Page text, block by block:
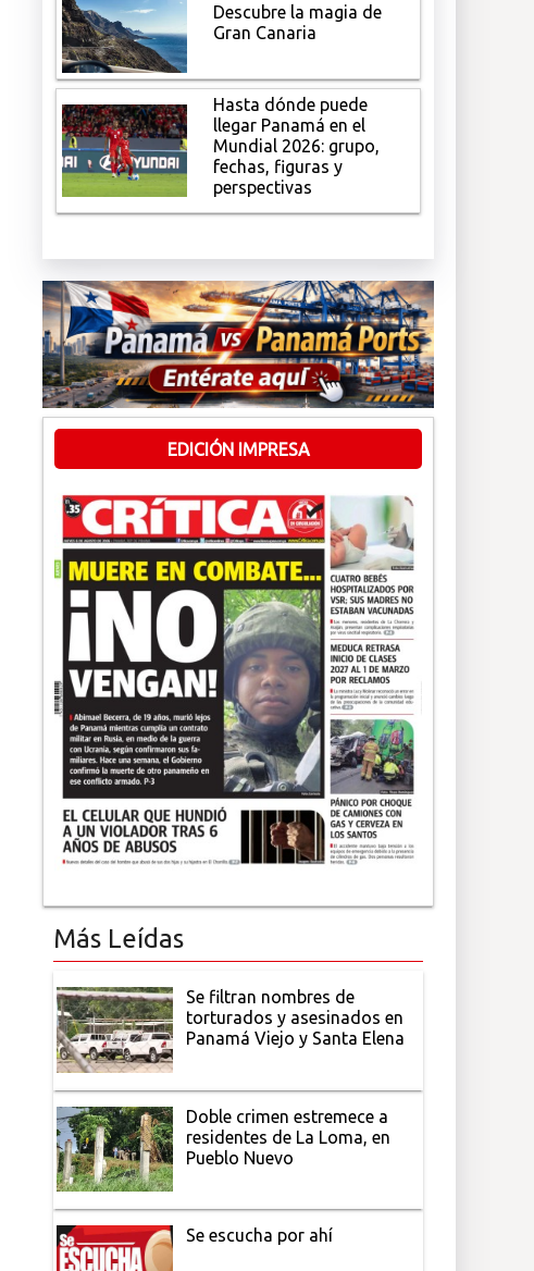
Descubre la magia de
Gran Canaria
Hasta dónde puede
llegar Panamá en el
Mundial 2026: grupo,
fechas, figuras y
perspectivas
EDICIÓN IMPRESA
Más Leídas
Se filtran nombres de
torturados y asesinados en
Panamá Viejo y Santa Elena
Doble crimen estremece a
residentes de La Loma, en
Pueblo Nuevo
Se escucha por ahí